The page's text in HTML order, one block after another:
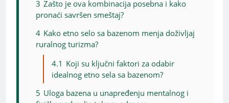
3 Zašto je ova kombinacija posebna i kako
pronaći savršen smeštaj?
4 Kako etno selo sa bazenom menja doživljaj
ruralnog turizma?
4.1 Koji su ključni faktori za odabir
idealnog etno sela sa bazenom?
5 Uloga bazena u unapređenju mentalnog i